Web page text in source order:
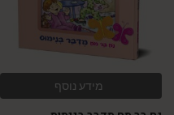
מידע נוסף